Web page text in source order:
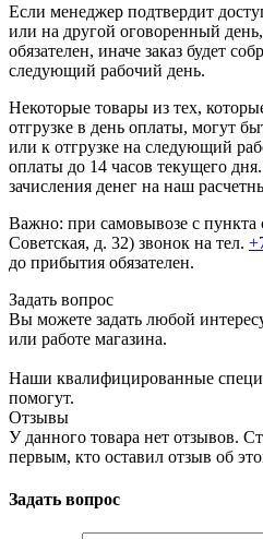
Если менеджер подтвердит
или на другой оговоренный
обязателен, иначе заказ будет
следующий рабочий день.
Некоторые товары из тех,
отгрузке в день оплаты, могут
или к отгрузке на следующий
оплаты до 14 часов текущего
зачисления денег на наш
Важно: при самовывозе с пункта
Советская, д. 32) звонок на тел.
до прибытия обязателен.
Задать вопрос
Вы можете задать любой
или работе магазина.
Наши квалифицированные
помогут.
Отзывы
У данного товара нет отзывов.
первым, кто оставил отзыв об
Задать вопрос